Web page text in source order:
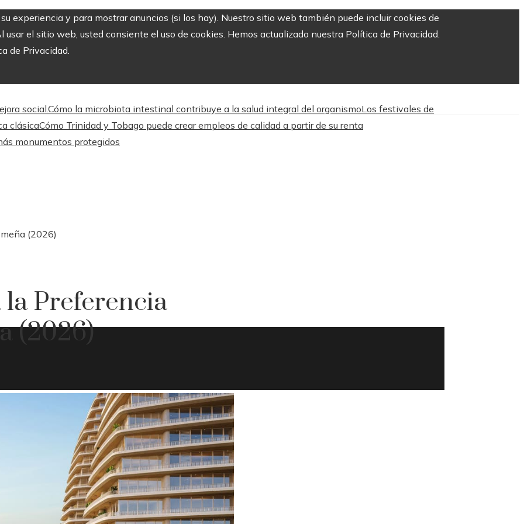
experiencia y para mostrar anuncios (si los hay). Nuestro sitio web también puede incluir cookies de
el sitio web, usted consiente el uso de cookies. Hemos actualizado nuestra Política de Privacidad.
de Privacidad.
social.Cómo la microbiota intestinal contribuye a la salud integral del organismoLos festivales de
clásicaCómo Trinidad y Tobago puede crear empleos de calidad a partir de su renta
monumentos protegidos
(2026)
Preferencia
(2026)